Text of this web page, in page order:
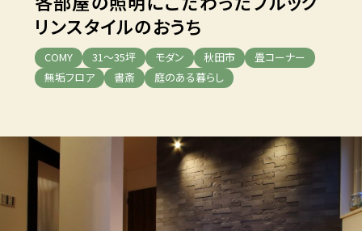
リンスタイルのおうち
COMY 31～35坪 モダン 秋田市
畳コーナー
無垢フロア
書斎 庭のある暮らし